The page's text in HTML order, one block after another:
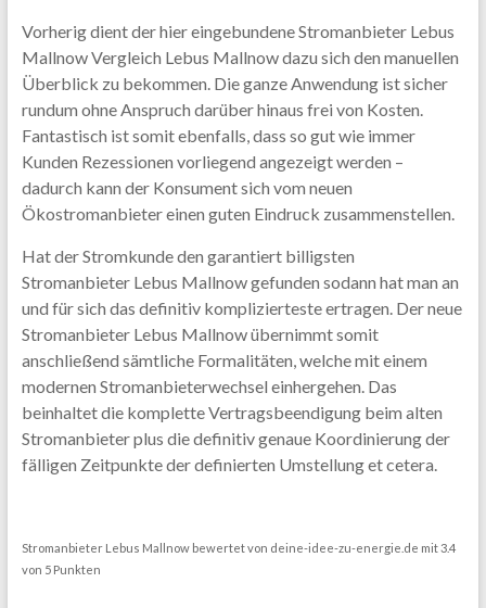
Vorherig dient der hier eingebundene Stromanbieter Lebus
Mallnow Vergleich Lebus Mallnow dazu sich den manuellen
Überblick zu bekommen. Die ganze Anwendung ist sicher
rundum ohne Anspruch darüber hinaus frei von Kosten.
Fantastisch ist somit ebenfalls, dass so gut wie immer
Kunden Rezessionen vorliegend angezeigt werden –
dadurch kann der Konsument sich vom neuen
Ökostromanbieter einen guten Eindruck zusammenstellen.
Hat der Stromkunde den garantiert billigsten
Stromanbieter Lebus Mallnow gefunden sodann hat man an
und für sich das definitiv komplizierteste ertragen. Der neue
Stromanbieter Lebus Mallnow übernimmt somit
anschließend sämtliche Formalitäten, welche mit einem
modernen Stromanbieterwechsel einhergehen. Das
beinhaltet die komplette Vertragsbeendigung beim alten
Stromanbieter plus die definitiv genaue Koordinierung der
fälligen Zeitpunkte der definierten Umstellung et cetera.
Stromanbieter Lebus Mallnow bewertet von deine-idee-zu-energie.de mit3.4
von 5 Punkten